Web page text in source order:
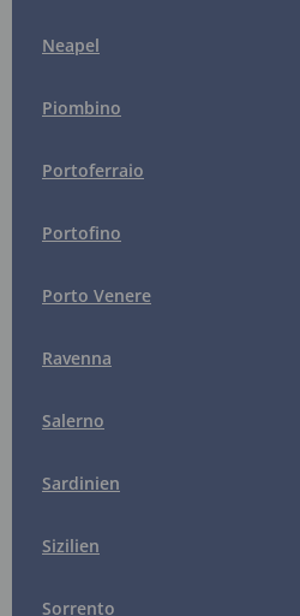
Neapel
Piombino
Portoferraio
Portofino
Porto Venere
Ravenna
Salerno
Sardinien
Sizilien
Sorrento